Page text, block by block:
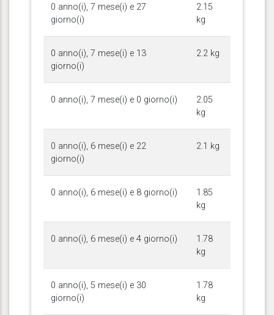
0 anno(i), 7 mese(i) e 27
giorno(i)
2.15
kg
0 anno(i), 7 mese(i) e 13
giorno(i)
2.2 kg
0 anno(i), 7 mese(i) e 0 giorno(i)
2.05
kg
0 anno(i), 6 mese(i) e 22
giorno(i)
2.1 kg
0 anno(i), 6 mese(i) e 8 giorno(i)
1.85
kg
0 anno(i), 6 mese(i) e 4 giorno(i)
1.78
kg
0 anno(i), 5 mese(i) e 30
giorno(i)
1.78
kg